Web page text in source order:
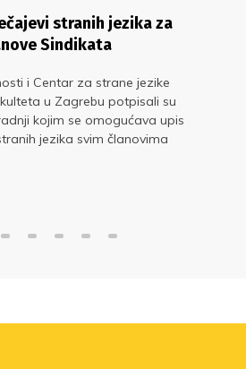
stranih jezika za
Sindikata
i Centar za strane jezike
u Zagrebu potpisali su
kojim se omogućava upis
jezika svim članovima